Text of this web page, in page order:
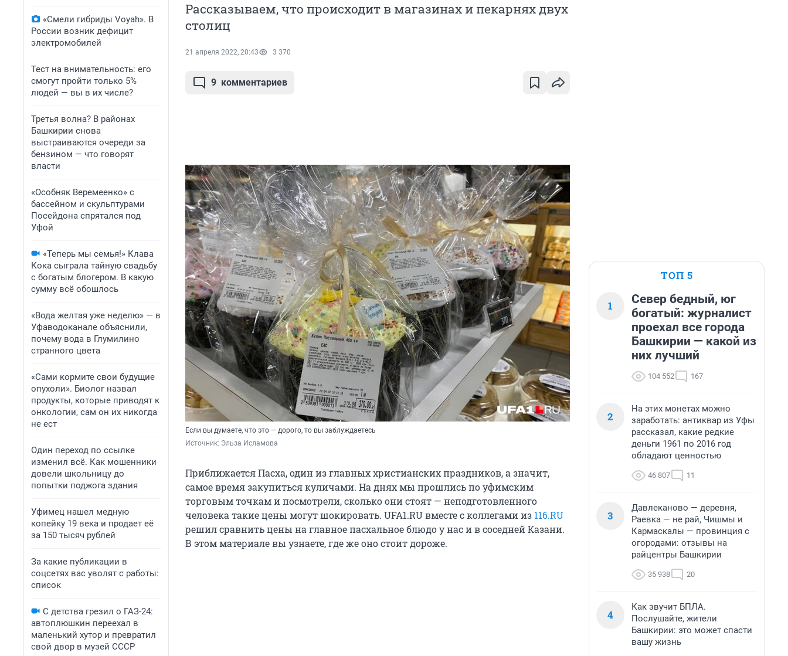
«Смели гибриды Voyah». В
России возник дефицит
электромобилей
Тест на внимательность: его
смогут пройти только 5%
людей — вы в их числе?
Третья волна? В районах
Башкирии снова
выстраиваются очереди за
бензином — что говорят
власти
«Особняк Веремеенко» с
бассейном и скульптурами
Посейдона спрятался под
Уфой
«Теперь мы семья!» Клава
Кока сыграла тайную свадьбу
с богатым блогером. В какую
сумму всё обошлось
«Вода желтая уже неделю» — в
Уфаводоканале объяснили,
почему вода в Глумилино
странного цвета
«Сами кормите свои будущие
опухоли». Биолог назвал
продукты, которые приводят к
онкологии, сам он их никогда
не ест
Один переход по ссылке
изменил всё. Как мошенники
довели школьницу до
попытки поджога здания
Уфимец нашел медную
копейку 19 века и продает её
за 150 тысяч рублей
За какие публикации в
соцсетях вас уволят с работы:
список
С детства грезил о ГАЗ-24:
автоплюшкин переехал в
маленький хутор и превратил
свой двор в музей СССР
Рассказываем, что происходит в магазинах и пекарнях двух
столиц
21 апреля 2022, 20:43 3 370
9 комментариев
Если вы думаете, что это — дорого, то вы заблуждаетесь
Источник: Эльза Исламова
Приближается Пасха, один из главных христианских праздников, а значит,
самое время закупиться куличами. На днях мы прошлись по уфимским
торговым точкам и посмотрели, сколько они стоят — неподготовленного
человека такие цены могут шокировать. UFA1.RU вместе с коллегами из 116.RU
решил сравнить цены на главное пасхальное блюдо у нас и в соседней Казани.
В этом материале вы узнаете, где же оно стоит дороже.
ТОП 5
1
Север бедный, юг
богатый: журналист
проехал все города
Башкирии — какой из
них лучший
104 552 167
2
На этих монетах можно
заработать: антиквар из Уфы
рассказал, какие редкие
деньги 1961 по 2016 год
обладают ценностью
46 807 11
3
Давлеканово — деревня,
Раевка — не рай, Чишмы и
Кармаскалы — провинция с
огородами: отзывы на
райцентры Башкирии
35 938 20
4
Как звучит БПЛА.
Послушайте, жители
Башкирии: это может спасти
вашу жизнь